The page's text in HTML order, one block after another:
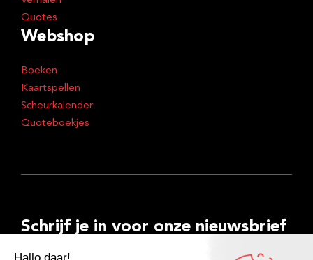
Quotes
Webshop
Boeken
Kaartspellen
Scheurkalender
Quoteboekjes
Schrijf je in voor onze nieuwsbrief